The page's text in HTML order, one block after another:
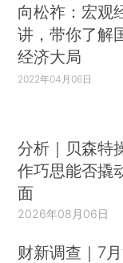
向松祚：宏观
讲，带你了解
经济大局
2022年04月06日
分析｜贝森特
作巧思能否撬
面
2026年08月06日
财新调查｜7